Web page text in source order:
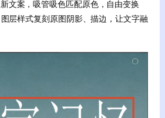
文案，吸管吸色匹配原色，自由变换
层样式复刻原图阴影、描边，让文字融